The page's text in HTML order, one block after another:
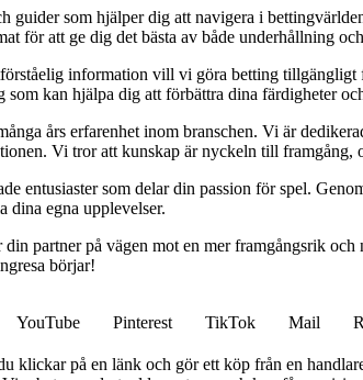
guider som hjälper dig att navigera i
för att ge dig det bästa av både underhållning
information vill vi göra betting
kan hjälpa dig att förbättra dina färdigheter
års erfarenhet inom branschen. Vi är
Vi tror att kunskap är nyckeln till
entusiaster som delar din passion för spel.
dina egna upplevelser.
partner på vägen mot en mer framgångsrik
börjar!
YouTube Pinterest TikTok Mail
klickar på en länk och gör ett köp från en